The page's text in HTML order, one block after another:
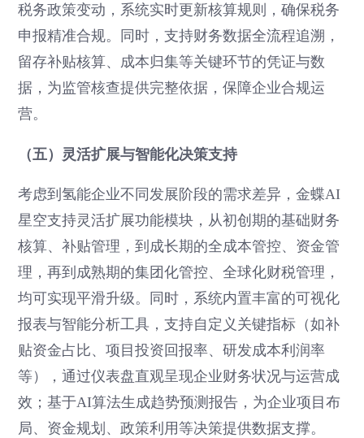
税务政策变动，系统实时更新核算规则，确保税务
申报精准合规。同时，支持财务数据全流程追溯，
留存补贴核算、成本归集等关键环节的凭证与数
据，为监管核查提供完整依据，保障企业合规运
营。
（五）灵活扩展与智能化决策支持
考虑到氢能企业不同发展阶段的需求差异，金蝶AI
星空支持灵活扩展功能模块，从初创期的基础财务
核算、补贴管理，到成长期的全成本管控、资金管
理，再到成熟期的集团化管控、全球化财税管理，
均可实现平滑升级。同时，系统内置丰富的可视化
报表与智能分析工具，支持自定义关键指标（如补
贴资金占比、项目投资回报率、研发成本利润率
等），通过仪表盘直观呈现企业财务状况与运营成
效；基于AI算法生成趋势预测报告，为企业项目布
局、资金规划、政策利用等决策提供数据支撑。